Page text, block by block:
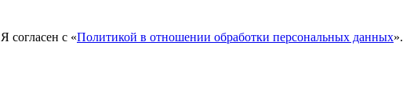
Я согласен с «Политикой в отношении обработки персональных данных».